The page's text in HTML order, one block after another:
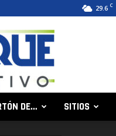
29.6 C
DE… SITIOS